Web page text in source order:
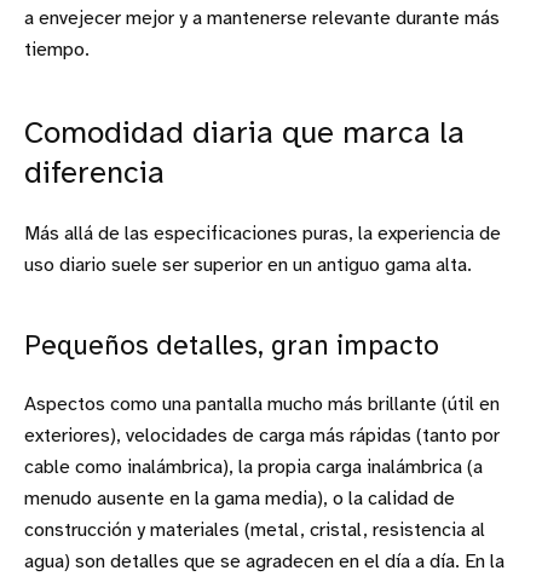
a envejecer mejor y a mantenerse relevante durante más
tiempo.
Comodidad diaria que marca la
diferencia
Más allá de las especificaciones puras, la experiencia de
uso diario suele ser superior en un antiguo gama alta.
Pequeños detalles, gran impacto
Aspectos como una pantalla mucho más brillante (útil en
exteriores), velocidades de carga más rápidas (tanto por
cable como inalámbrica), la propia carga inalámbrica (a
menudo ausente en la gama media), o la calidad de
construcción y materiales (metal, cristal, resistencia al
agua) son detalles que se agradecen en el día a día. En la